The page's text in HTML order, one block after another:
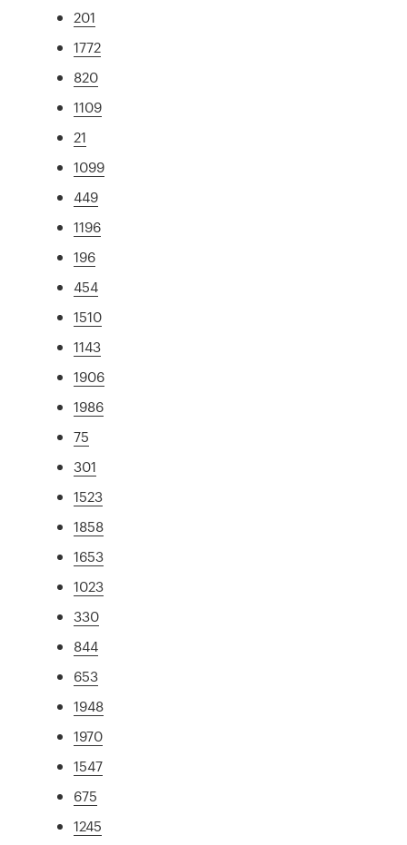
201
1772
820
1109
21
1099
449
1196
196
454
1510
1143
1906
1986
75
301
1523
1858
1653
1023
330
844
653
1948
1970
1547
675
1245